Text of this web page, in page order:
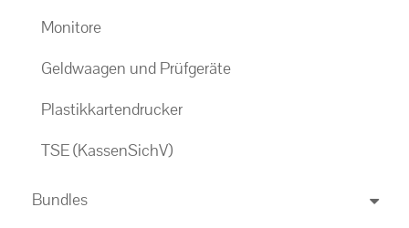
Monitore
Geldwaagen und Prüfgeräte
Plastikkartendrucker
TSE (KassenSichV)
Bundles